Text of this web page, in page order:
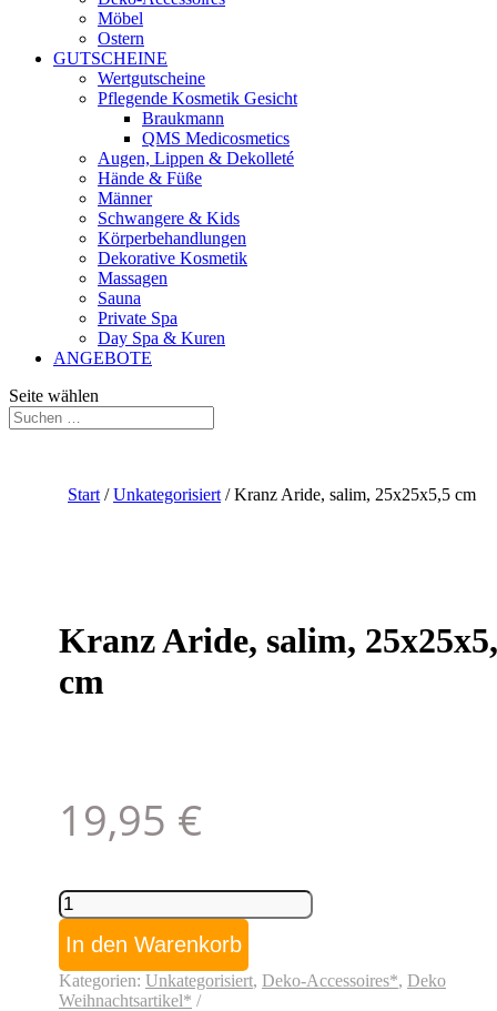
Möbel
Ostern
GUTSCHEINE
Wertgutscheine
Pflegende Kosmetik Gesicht
Braukmann
QMS Medicosmetics
Augen, Lippen & Dekolleté
Hände & Füße
Männer
Schwangere & Kids
Körperbehandlungen
Dekorative Kosmetik
Massagen
Sauna
Private Spa
Day Spa & Kuren
ANGEBOTE
Seite wählen
Start /Unkategorisiert / Kranz Aride, salim, 25x25x5,5 cm
Kranz Aride, salim,
cm
19,95 €
Kranz
Aride,
salim,
25x25x5,5
cm
Menge
In den Warenkorb
Kategorien: Unkategorisiert, Deko-Accessoires*, Deko
Weihnachtsartikel*